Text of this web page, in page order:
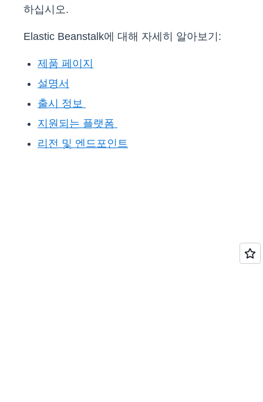
하십시오.
Elastic Beanstalk에 대해 자세히 알아보기:
제품 페이지
설명서
출시 정보
지원되는 플랫폼
리전 및 엔드포인트